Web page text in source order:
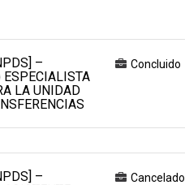
–
LA UNIDAD
Concluido
–
Cancelado